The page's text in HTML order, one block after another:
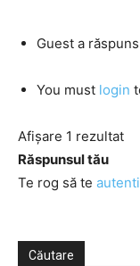
Guest a răspuns
You must login
Afișare 1 rezultat
Răspunsul tău
Te rog să te
Căutare